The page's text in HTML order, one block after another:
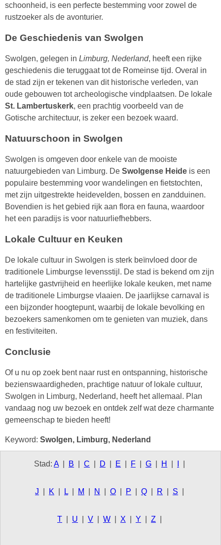
schoonheid, is een perfecte bestemming voor zowel de
rustzoeker als de avonturier.
De Geschiedenis van Swolgen
Swolgen, gelegen in Limburg, Nederland, heeft een rijke
geschiedenis die teruggaat tot de Romeinse tijd. Overal in
de stad zijn er tekenen van dit historische verleden, van
oude gebouwen tot archeologische vindplaatsen. De lokale
St. Lambertuskerk, een prachtig voorbeeld van de
Gotische architectuur, is zeker een bezoek waard.
Natuurschoon in Swolgen
Swolgen is omgeven door enkele van de mooiste
natuurgebieden van Limburg. De Swolgense Heide is een
populaire bestemming voor wandelingen en fietstochten,
met zijn uitgestrekte heidevelden, bossen en zandduinen.
Bovendien is het gebied rijk aan flora en fauna, waardoor
het een paradijs is voor natuurliefhebbers.
Lokale Cultuur en Keuken
De lokale cultuur in Swolgen is sterk beïnvloed door de
traditionele Limburgse levensstijl. De stad is bekend om zijn
hartelijke gastvrijheid en heerlijke lokale keuken, met name
de traditionele Limburgse vlaaien. De jaarlijkse carnaval is
een bijzonder hoogtepunt, waarbij de lokale bevolking en
bezoekers samenkomen om te genieten van muziek, dans
en festiviteiten.
Conclusie
Of u nu op zoek bent naar rust en ontspanning, historische
bezienswaardigheden, prachtige natuur of lokale cultuur,
Swolgen in Limburg, Nederland, heeft het allemaal. Plan
vandaag nog uw bezoek en ontdek zelf wat deze charmante
gemeenschap te bieden heeft!
Keyword: Swolgen, Limburg, Nederland
Stad: A B C D E F G H
J K L M N O P Q R S
T U V W X Y Z